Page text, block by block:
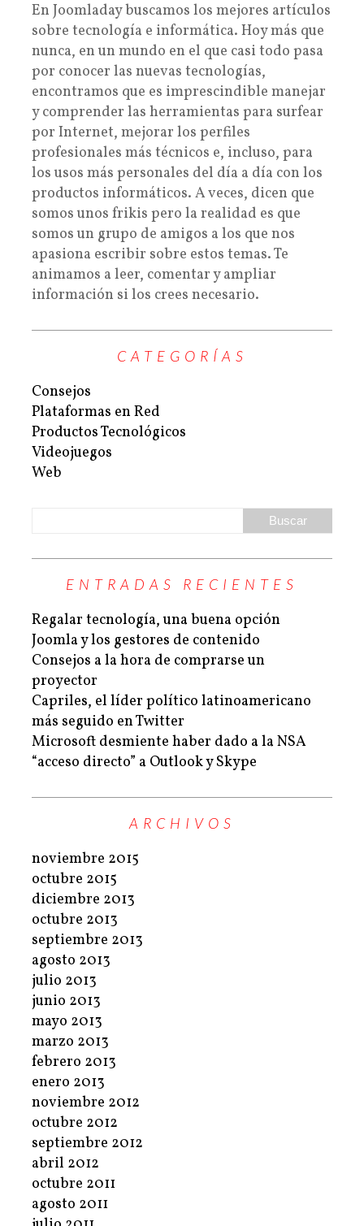
En Joomladay buscamos los mejores artículos
sobre tecnología e informática. Hoy más que
nunca, en un mundo en el que casi todo pasa
por conocer las nuevas tecnologías,
encontramos que es imprescindible manejar
y comprender las herramientas para surfear
por Internet, mejorar los perfiles
profesionales más técnicos e, incluso, para
los usos más personales del día a día con los
productos informáticos. A veces, dicen que
somos unos frikis pero la realidad es que
somos un grupo de amigos a los que nos
apasiona escribir sobre estos temas. Te
animamos a leer, comentar y ampliar
información si los crees necesario.
CATEGORÍAS
Consejos
Plataformas en Red
Productos Tecnológicos
Videojuegos
Web
ENTRADAS RECIENTES
Regalar tecnología, una buena opción
Joomla y los gestores de contenido
Consejos a la hora de comprarse un
proyector
Capriles, el líder político latinoamericano
más seguido en Twitter
Microsoft desmiente haber dado a la NSA
“acceso directo” a Outlook y Skype
ARCHIVOS
noviembre 2015
octubre 2015
diciembre 2013
octubre 2013
septiembre 2013
agosto 2013
julio 2013
junio 2013
mayo 2013
marzo 2013
febrero 2013
enero 2013
noviembre 2012
octubre 2012
septiembre 2012
abril 2012
octubre 2011
agosto 2011